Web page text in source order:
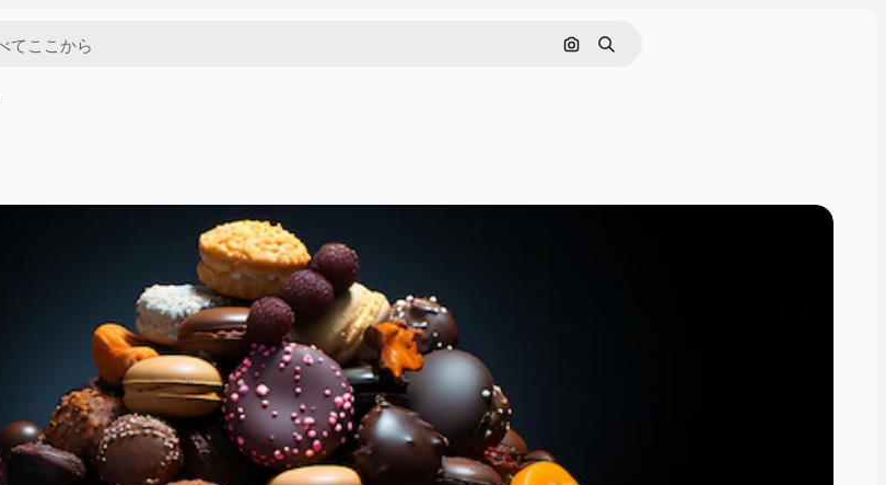
画像で検索
検索